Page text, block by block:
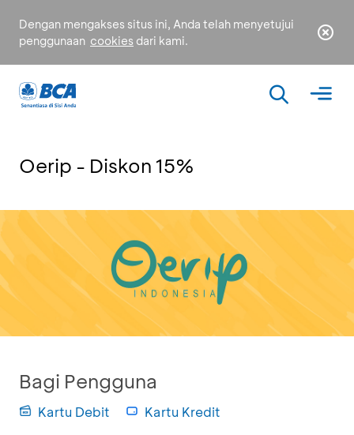
Dengan mengakses situs ini, Anda telah menyetujui
penggunaan cookies dari kami.
Oerip - Diskon 15%
Bagi Pengguna
Kartu Debit Kartu Kredit